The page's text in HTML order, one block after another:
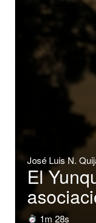
José Luis N.
El
1m 28s